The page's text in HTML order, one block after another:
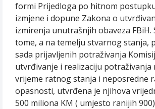
formi Prijedloga po hitnom
izmjene i dopune Zakona o
izmirenja unutrašnjih obaveza FBiH.
tome, a na temelju stvarnog stanja,
sada prijavljenih potraživanja
utvrđivanje i realizaciju potraživanja
vrijeme ratnog stanja i neposredne
opasnosti, utvrđena je njihova
500 miliona KM ( umjesto ranijih